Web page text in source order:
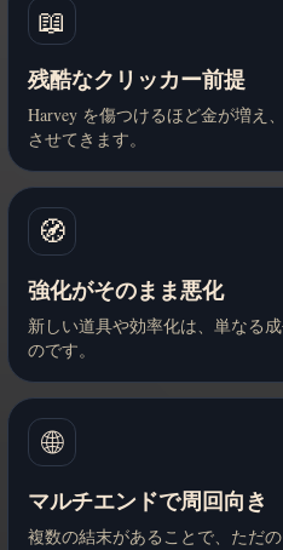
📖
残酷なクリッカー前提
Harvey を傷つけるほど金が増え
させてきます。
🧭
強化がそのまま悪化
新しい道具や効率化は、単なる
のです。
🌐
マルチエンドで周回向き
複数の結末があることで、ただ